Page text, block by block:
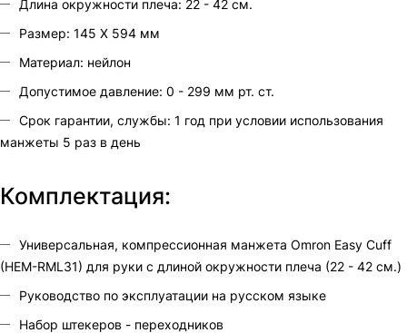
Длина окружности плеча: 22 - 42 см.
Размер: 145 X 594 мм
Материал: нейлон
Допустимое давление: 0 - 299 мм рт. ст.
Срок гарантии, службы: 1 год при условии использования
манжеты 5 раз в день
Комплектация:
Универсальная, компрессионная манжета Omron Easy Cuff
(HEM-RML31) для руки с длиной окружности плеча (22 - 42 см.)
Руководство по эксплуатации на русском языке
Набор штекеров - переходников